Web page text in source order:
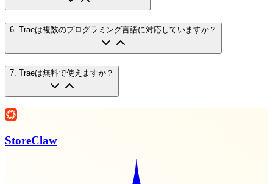
6. Traeは複数のプログラミング言語に対応していますか？
7 Traeは無料で使えますか？
StoreClaw